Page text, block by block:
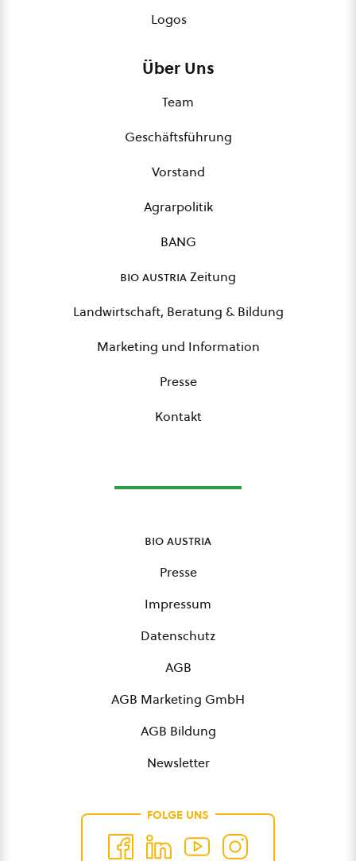
Logos
Über Uns
Team
Geschäftsführung
Vorstand
Agrarpolitik
BANG
bio austriaZeitung
Landwirtschaft, Beratung & Bildung
Marketing und Information
Presse
Kontakt
bio austria
Presse
Impressum
Datenschutz
AGB
AGB Marketing GmbH
AGB Bildung
Newsletter
FOLGE UNS